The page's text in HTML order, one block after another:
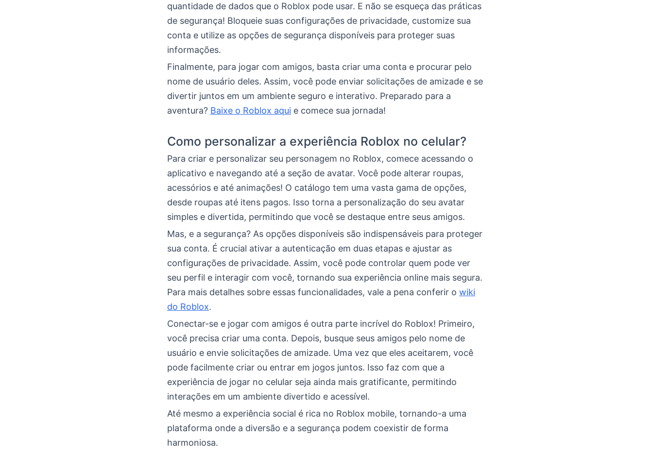
quantidade de dados que o Roblox pode usar. E não se esqueça das práticas
de segurança! Bloqueie suas configurações de privacidade, customize sua
conta e utilize as opções de segurança disponíveis para proteger suas
informações.
Finalmente, para jogar com amigos, basta criar uma conta e procurar pelo
nome de usuário deles. Assim, você pode enviar solicitações de amizade e se
divertir juntos em um ambiente seguro e interativo. Preparado para a
aventura? Baixe o Roblox aqui e comece sua jornada!
Como personalizar a experiência Roblox no celular?
Para criar e personalizar seu personagem no Roblox, comece acessando o
aplicativo e navegando até a seção de avatar. Você pode alterar roupas,
acessórios e até animações! O catálogo tem uma vasta gama de opções,
desde roupas até itens pagos. Isso torna a personalização do seu avatar
simples e divertida, permitindo que você se destaque entre seus amigos.
Mas, e a segurança? As opções disponíveis são indispensáveis para proteger
sua conta. É crucial ativar a autenticação em duas etapas e ajustar as
configurações de privacidade. Assim, você pode controlar quem pode ver
seu perfil e interagir com você, tornando sua experiência online mais segura.
Para mais detalhes sobre essas funcionalidades, vale a pena conferir o wiki
do Roblox.
Conectar-se e jogar com amigos é outra parte incrível do Roblox! Primeiro,
você precisa criar uma conta. Depois, busque seus amigos pelo nome de
usuário e envie solicitações de amizade. Uma vez que eles aceitarem, você
pode facilmente criar ou entrar em jogos juntos. Isso faz com que a
experiência de jogar no celular seja ainda mais gratificante, permitindo
interações em um ambiente divertido e acessível.
Até mesmo a experiência social é rica no Roblox mobile, tornando-a uma
plataforma onde a diversão e a segurança podem coexistir de forma
harmoniosa.